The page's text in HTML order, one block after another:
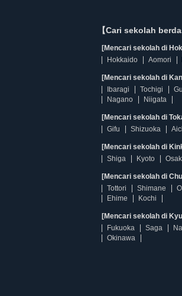
【Cari sekolah
[Mencari sekolah di
Hokkaido
Aomori
[Mencari sekolah di
Ibaragi
Tochigi
Nagano
Niigata
[Mencari sekolah di
Gifu
Shizuoka
[Mencari sekolah di
Shiga
Kyoto
[Mencari sekolah di
Tottori
Shimane
Ehime
Kochi
[Mencari sekolah di
Fukuoka
Saga
Okinawa